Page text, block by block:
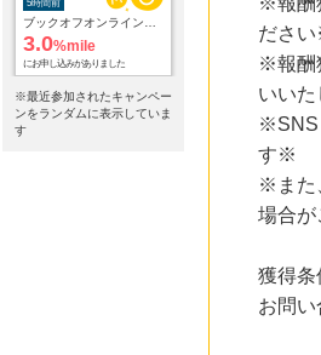
3.0%mile
にお申し込みがありました
9時間前
※最近参加されたキャンペー
ンをランダムに表示していま
す
ださ
※報酬
いい
※SNS
す※
※また
場合
獲得条
お問い